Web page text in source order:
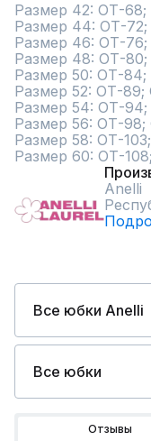
Размер 42: ОТ-
Размер 44: ОТ-
Размер 46: ОТ-
Размер 48: ОТ-
Размер 50: ОТ-
Размер 52: ОТ-89;
Размер 54: ОТ-
Размер 56: ОТ-
Размер 58: ОТ-
Размер 60: ОТ-
Anelli
Все юбки Anelli
Все юбки
Отзывы